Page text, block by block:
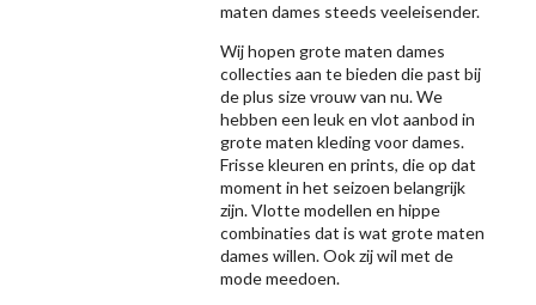
maten dames steeds veeleisender.
Wij hopen grote maten dames
collecties aan te bieden die past bij
de plus size vrouw van nu. We
hebben een leuk en vlot aanbod in
grote maten kleding voor dames.
Frisse kleuren en prints, die op dat
moment in het seizoen belangrijk
zijn. Vlotte modellen en hippe
combinaties dat is wat grote maten
dames willen. Ook zij wil met de
mode meedoen.